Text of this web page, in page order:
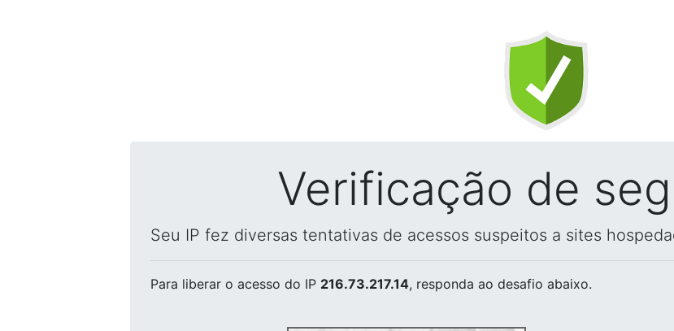
Verificação de
Seu IP fez diversas tentativas de acessos suspeitos a sites
Para liberar o acesso do IP 216.73.217.14, responda ao desafio abaixo.